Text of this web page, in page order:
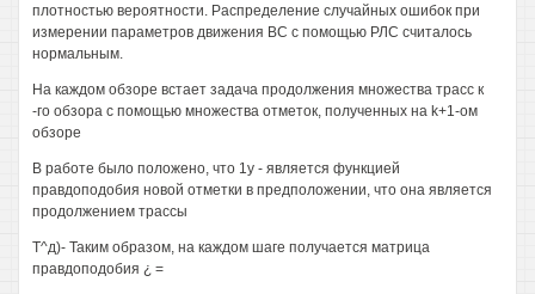
плотностью вероятности. Распределение случайных ошибок при
измерении параметров движения ВС с помощью РЛС считалось
нормальным.
На каждом обзоре встает задача продолжения множества трасс к
-го обзора с помощью множества отметок, полученных на k+1-ом
обзоре
В работе было положено, что 1у - является функцией
правдоподобия новой отметки в предположении, что она является
продолжением трассы
Т^д)- Таким образом, на каждом шаге получается матрица
правдоподобия ¿ =